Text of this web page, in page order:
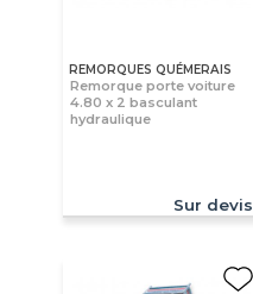
REMORQUES QUÉMERAIS
Remorque porte voiture
4.80 x 2 basculant
hydraulique
Sur devis